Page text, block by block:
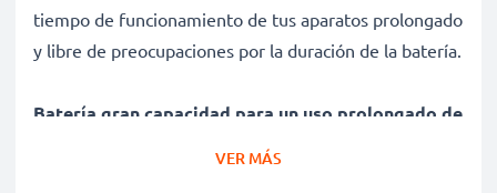
tiempo de funcionamiento de tus aparatos prolongado
y libre de preocupaciones por la duración de la batería.
Batería gran capacidad para un uso prolongado de
tu dispositivo JVC GR-DVL100, GR-DV3000, GR-
VER MÁS